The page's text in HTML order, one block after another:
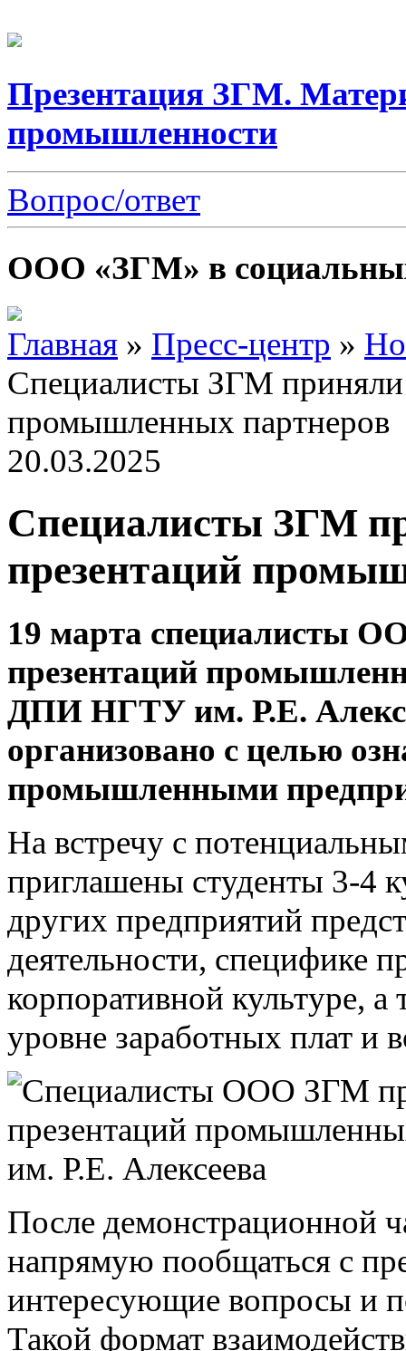
Презентация ЗГМ.
промышленности
Вопрос/ответ
ООО «ЗГМ» в
Главная » Пресс-центр »
Специалисты ЗГМ приняли
промышленных партнеров
20.03.2025
Специалисты ЗГМ
презентаций
19 марта специалисты
презентаций
ДПИ НГТУ им. Р.Е.
организовано с целью
промышленными
На встречу с
приглашены студенты 3-4
других предприятий
деятельности, специфике
корпоративной культуре,
уровне заработных плат и
После демонстрационной
напрямую пообщаться с
интересующие вопросы и
Такой формат